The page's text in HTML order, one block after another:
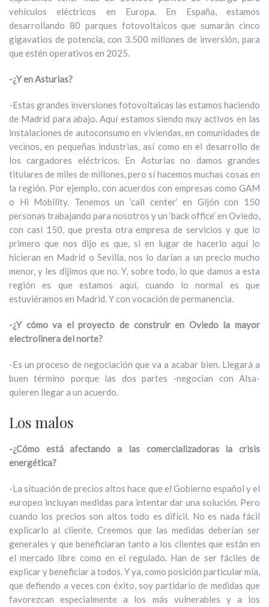
vehículos eléctricos en Europa. En España, estamos
desarrollando 80 parques fotovoltaicos que sumarán cinco
gigavatios de potencia, con 3.500 millones de inversión, para
que estén operativos en 2025.
-¿Y en Asturias?
-Estas grandes inversiones fotovoltaicas las estamos haciendo
de Madrid para abajo. Aquí estamos siendo muy activos en las
instalaciones de autoconsumo en viviendas, en comunidades de
vecinos, en pequeñas industrias, así como en el desarrollo de
los cargadores eléctricos. En Asturias no damos grandes
titulares de miles de millones, pero sí hacemos muchas cosas en
la región. Por ejemplo, con acuerdos con empresas como GAM
o Hi Mobility. Tenemos un ‘call center’ en Gijón con 150
personas trabajando para nosotros y un ‘back office’ en Oviedo,
con casi 150, que presta otra empresa de servicios y que lo
primero que nos dijo es que, si en lugar de hacerlo aquí lo
hicieran en Madrid o Sevilla, nos lo darían a un precio mucho
menor, y les dijimos que no. Y, sobre todo, lo que damos a esta
región es que estamos aquí, cuando lo normal es que
estuviéramos en Madrid. Y con vocación de permanencia.
-¿Y cómo va el proyecto de construir en Oviedo la mayor
electrolinera del norte?
-Es un proceso de negociación que va a acabar bien. Llegará a
buen término porque las dos partes -negocian con Alsa-
quieren llegar a un acuerdo.
Los malos
-¿Cómo está afectando a las comercializadoras la crisis
energética?
-La situación de precios altos hace que el Gobierno español y el
europeo incluyan medidas para intentar dar una solución. Pero
cuando los precios son altos todo es difícil. No es nada fácil
explicarlo al cliente. Creemos que las medidas deberían ser
generales y que beneficiaran tanto a los clientes que están en
el mercado libre como en el regulado. Han de ser fáciles de
explicar y beneficiar a todos. Y ya, como posición particular mía,
que defiendo a veces con éxito, soy partidario de medidas que
favorezcan especialmente a los más vulnerables y a los